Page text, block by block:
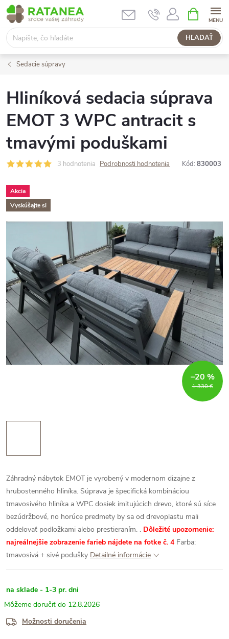
Prejsť
na
obsah
HĽADAŤ
KOŠÍK
Sedacie súpravy
Hliníková sedacia súprava
EMOT 3 WPC antracit s
tmavými poduškami
3 hodnotenia Podrobnosti hodnotenia Kód: 830003
Akcia
Vyskúšajte si
1 330 €
–20 %
Záhradný nábytok EMOT je vyrobený v modernom dizajne z
hrubostenného hliníka. Súprava je špecifická kombináciou
tmavosivého hliníka a WPC dosiek imitujúcich drevo, ktoré sú síce
bezúdržbové, no horúce predmety by sa od drevoplastu mali
oddelovať podložkami alebo prestieraním. . Dôležité upozornenie:
najreálnejšie zobrazenie farieb nájdete na fotke č. 4 Farba:
tmavosivá + sivé podušky Detailné informácie
na sklade - 1-3 pr. dni
12.8.2026
Možnosti doručenia